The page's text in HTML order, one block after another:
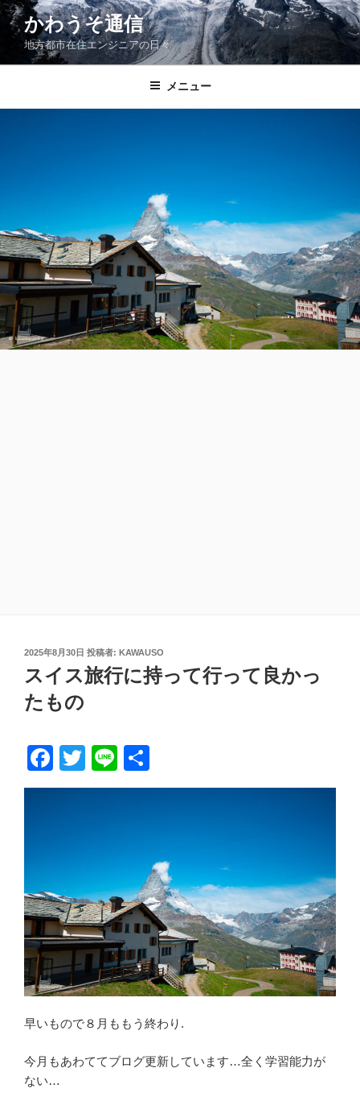
コ
ン
ン
かわうそ通信
地方都市在住エンジニアの日々
メニュー
投
日:
2025年8月30日 投稿者: KAWAUSO
スイス旅行に持って行って良かっ
たもの
F
a
o
o
k
T
wi
Li
n
有
早いもので８月ももう終わり.
今月もあわててブログ更新しています…全く学習能力が
ない…